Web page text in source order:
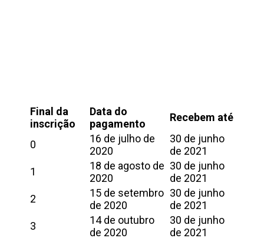
Final da
inscrição
Data do
pagamento
Recebem até
0
16 de julho de
2020
30 de junho
de 2021
1
18 de agosto de
2020
30 de junho
de 2021
2
15 de setembro
de 2020
30 de junho
de 2021
3
14 de outubro
de 2020
30 de junho
de 2021